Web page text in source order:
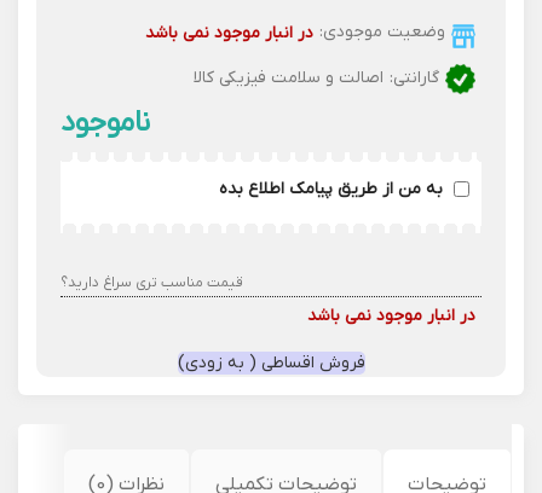
وضعیت موجودی: در انبار موجود نمی باشد
گارانتی: اصالت و سلامت فیزیکی کالا
به من از طریق پیامک اطلاع بده
قیمت مناسب تری سراغ دارید؟
در انبار موجود نمی باشد
فروش اقساطی ( به زودی)
توضیحات توضیحات تکمیلی نظرات (0)